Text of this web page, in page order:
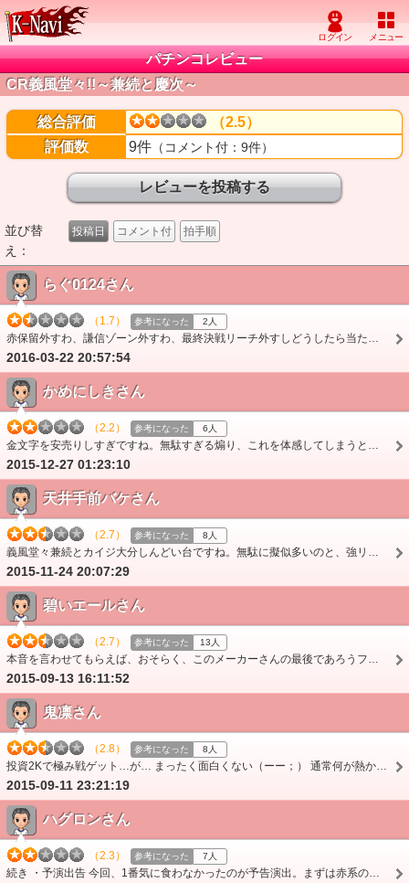
パチンコレビュー
CR義風堂々!!～兼続と慶次～
総合評価
（2.5）
評価数
9件 （コメント付：9件）
並び替
え：
投稿日 コメント付 拍手順
らぐ0124さん
（1.7） 参考になった 2人
赤保留外すわ、謙信ゾーン外すわ、最終決戦リーチ外すしどうしたら当たるのって感じ。MAXより当たらないハイパーMAX台だな これ打つなら慶次打つ
2016-03-22 20:57:54
かめにしきさん
（2.2） 参考になった 6人
金文字を安売りしすぎですね。無駄すぎる煽り、これを体感してしまうと何を信じていいのか分からなくなりますよ。慣れてくると、ハズレて悔しい感情よりも『ほらね。』と…
2015-12-27 01:23:10
天井手前バケさん
（2.7） 参考になった 8人
義風堂々兼続とカイジ大分しんどい台ですね。無駄に擬似多いのと、強リーチが只のロングリーチ並の気持ちで見てられら当たらなさ。まぁスペックだけはね。
2015-11-24 20:07:29
碧いエールさん
（2.7） 参考になった 13人
本音を言わせてもらえば、おそらく、このメーカーさんの最後であろうフルスペック機が、この台で本当に良かったんでしょうかねぇ…って感じです。 非常に残念です。 …
2015-09-13 16:11:52
鬼凛さん
（2.8） 参考になった 8人
投資2Kで極み戦ゲット…が… まったく面白くない（ーー；） 通常何が熱かったのか？まったく分からず当たってから、ハマるハマる（ーー；）確変中かなり重く感じました…
2015-09-11 23:21:19
ハグロンさん
（2.3） 参考になった 7人
続き ・予演出告 今回、1番気に食わなかったのが予告演出。まずは赤系の予告。 赤保留と極戦モードのテンパイ前の赤予告はなかなか強いのですが、 他は微々たるCUに…